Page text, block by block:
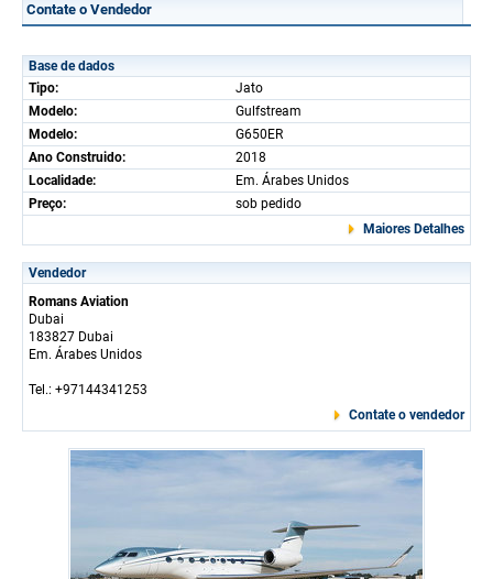
Contate o Vendedor
Base de dados
Tipo:
Jato
Modelo:
Gulfstream
Modelo:
G650ER
Ano Construido:
2018
Localidade:
Em. Árabes Unidos
Preço:
sob pedido
Maiores Detalhes
Vendedor
Romans Aviation
Dubai
183827 Dubai
Em. Árabes Unidos
Tel.: +97144341253
Contate o vendedor